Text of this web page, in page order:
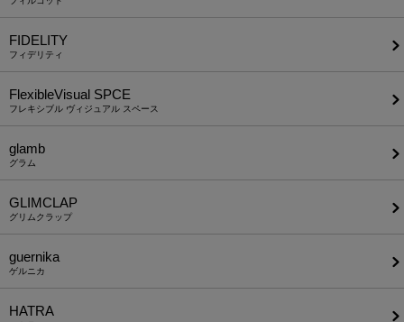
FIDELITY
フィデリティ
FlexibleVisual SPCE
フレキシブル ヴィジュアル スペース
glamb
グラム
GLIMCLAP
グリムクラップ
guernika
ゲルニカ
HATRA